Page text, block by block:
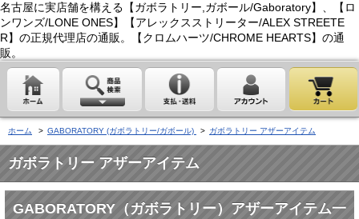
名古屋に実店舗を構える【ガボラトリー,ガボール/Gaboratory】、【ロ
ンワンズ/LONE ONES】【アレックスストリーター/ALEX STREETE
R】の正規代理店の通販。【クロムハーツ/CHROME HEARTS】の通
販。
ホーム > GABORATORY (ガボラトリー/ガボール) > ガボラトリー アザーアイテム
ガボラトリー アザーアイテム
GABORATORY（ガボラトリー）アザーアイテム一